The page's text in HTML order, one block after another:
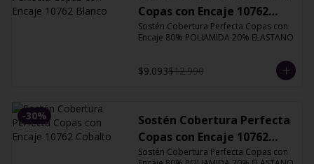
Copas con Encaje 10762
Blanco
Sostén Cobertura Perfecta Copas con
Encaje 80% POLIAMIDA 20% ELASTANO
$9.093$12.990
-30%
Sostén Cobertura Perfecta
Copas con Encaje 10762
Cobalto
Sostén Cobertura Perfecta Copas con